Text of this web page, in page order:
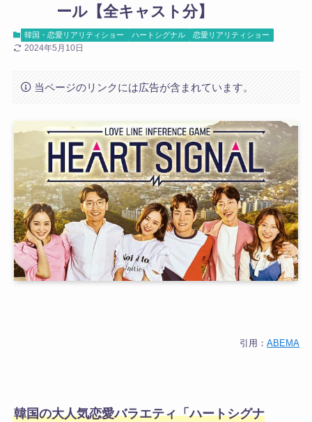
ール【全キャスト分】
韓国・恋愛リアリティショー ハートシグナル 恋愛リアリティショー
2024年5月10日
当ページのリンクには広告が含まれています。
引用：ABEMA
韓国の大人気恋愛バラエティ「ハートシグナ